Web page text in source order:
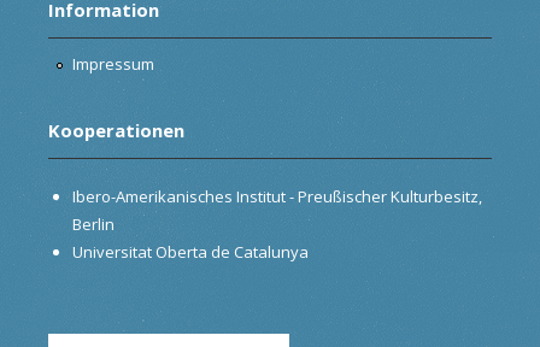
Information
Impressum
Kooperationen
Ibero-Amerikanisches Institut - Preußischer Kulturbesitz,
Berlin
Universitat Oberta de Catalunya